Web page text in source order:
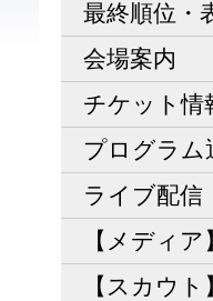
最終順位・
会場案内
チケット
プログラム
ライブ配信
【メディ
【スカウ